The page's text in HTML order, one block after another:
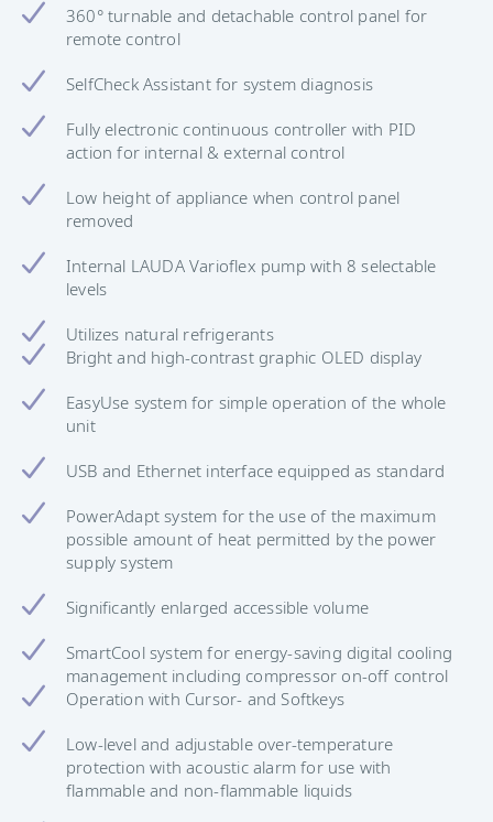
360° turnable and detachable control panel for
remote control
SelfCheck Assistant for system diagnosis
Fully electronic continuous controller with PID
action for internal & external control
Low height of appliance when control panel
removed
Internal LAUDA Varioflex pump with 8 selectable
levels
Utilizes natural refrigerants
Bright and high-contrast graphic OLED display
EasyUse system for simple operation of the whole
unit
USB and Ethernet interface equipped as standard
PowerAdapt system for the use of the maximum
possible amount of heat permitted by the power
supply system
Significantly enlarged accessible volume
SmartCool system for energy-saving digital cooling
management including compressor on-off control
Operation with Cursor- and Softkeys
Low-level and adjustable over-temperature
protection with acoustic alarm for use with
flammable and non-flammable liquids